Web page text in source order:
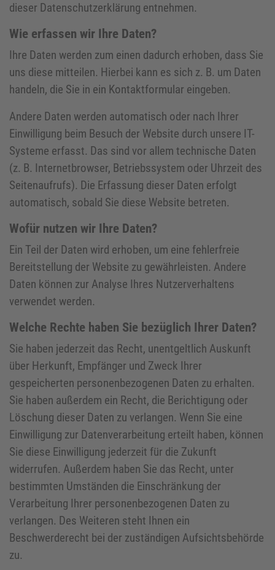
dieser Datenschutzerklärung entnehmen.
Wie erfassen wir Ihre Daten?
Ihre Daten werden zum einen dadurch erhoben, dass Sie
uns diese mitteilen. Hierbei kann es sich z. B. um Daten
handeln, die Sie in ein Kontaktformular eingeben.
Andere Daten werden automatisch oder nach Ihrer
Einwilligung beim Besuch der Website durch unsere IT-
Systeme erfasst. Das sind vor allem technische Daten
(z. B. Internetbrowser, Betriebssystem oder Uhrzeit des
Seitenaufrufs). Die Erfassung dieser Daten erfolgt
automatisch, sobald Sie diese Website betreten.
Wofür nutzen wir Ihre Daten?
Ein Teil der Daten wird erhoben, um eine fehlerfreie
Bereitstellung der Website zu gewährleisten. Andere
Daten können zur Analyse Ihres Nutzerverhaltens
verwendet werden.
Welche Rechte haben Sie bezüglich Ihrer Daten?
Sie haben jederzeit das Recht, unentgeltlich Auskunft
über Herkunft, Empfänger und Zweck Ihrer
gespeicherten personenbezogenen Daten zu erhalten.
Sie haben außerdem ein Recht, die Berichtigung oder
Löschung dieser Daten zu verlangen. Wenn Sie eine
Einwilligung zur Datenverarbeitung erteilt haben, können
Sie diese Einwilligung jederzeit für die Zukunft
widerrufen. Außerdem haben Sie das Recht, unter
bestimmten Umständen die Einschränkung der
Verarbeitung Ihrer personenbezogenen Daten zu
verlangen. Des Weiteren steht Ihnen ein
Beschwerderecht bei der zuständigen Aufsichtsbehörde
zu.